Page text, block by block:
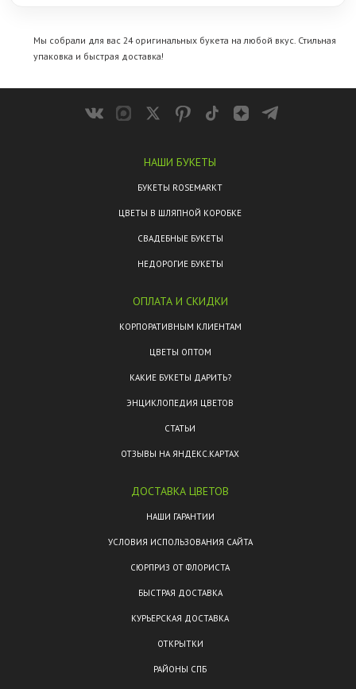
Мы собрали для вас 24 оригинальных букета на любой вкус. Стильная
упаковка и быстрая доставка!
НАШИ БУКЕТЫ
БУКЕТЫ ROSEMARKT
ЦВЕТЫ В ШЛЯПНОЙ КОРОБКЕ
СВАДЕБНЫЕ БУКЕТЫ
НЕДОРОГИЕ БУКЕТЫ
ОПЛАТА И СКИДКИ
КОРПОРАТИВНЫМ КЛИЕНТАМ
ЦВЕТЫ ОПТОМ
КАКИЕ БУКЕТЫ ДАРИТЬ?
ЭНЦИКЛОПЕДИЯ ЦВЕТОВ
СТАТЬИ
ОТЗЫВЫ НА ЯНДЕКС.КАРТАХ
ДОСТАВКА ЦВЕТОВ
НАШИ ГАРАНТИИ
УСЛОВИЯ ИСПОЛЬЗОВАНИЯ САЙТА
СЮРПРИЗ ОТ ФЛОРИСТА
БЫСТРАЯ ДОСТАВКА
КУРЬЕРСКАЯ ДОСТАВКА
ОТКРЫТКИ
РАЙОНЫ СПБ